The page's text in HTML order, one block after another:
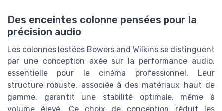
Des enceintes colonne pensées pour la
précision audio
Les colonnes lestées Bowers and Wilkins se distinguent
par une conception axée sur la performance audio,
essentielle pour le cinéma professionnel. Leur
structure robuste, associée à des matériaux haut de
gamme, garantit une stabilité optimale, même à
volume élevé. Ce choix de conception réduit les